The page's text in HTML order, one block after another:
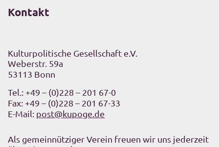
Kontakt
Kulturpolitische Gesellschaft e.V.
Weberstr. 59a
53113 Bonn
Tel.: +49 – (0)228 – 201 67-0
Fax: +49 – (0)228 – 201 67-33
E-Mail: post@kupoge.de
Als gemeinnütziger Verein freuen wir uns jederzeit